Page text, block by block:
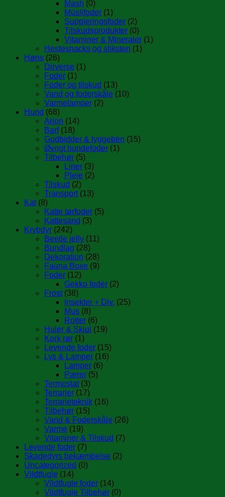
Mash (0)
Müslifoder (1)
Suppleringsfoder (2)
Tilskudsprodukter (0)
Vitaminer & Mineraler (1)
Hestesnacks og sliksten (1)
Høns (26)
Dirverse (1)
Foder (1)
Foder og tilskud (13)
Vand og foderskåle (10)
Varmelamper (2)
Hund (68)
Arion (14)
Barf (18)
Godbidder & tyggeben (15)
Øvrigt hundefoder (1)
Tilbehør (5)
Liner (3)
Pleje (2)
Tilskud (2)
Transport (13)
Kat (8)
Katte tørfoder (5)
Kattesand (3)
Krybdyr (242)
Beetle jelly (11)
Bundlag (28)
Dekoration (28)
Fauna Boxe (9)
Foder (12)
Gekko foder (2)
Frost (38)
Insekter + Div. (25)
Mus (8)
Rotter (6)
Huler & Skjul (19)
Kork rør (1)
Levende foder (15)
Lys & Lamper (16)
Lamper (6)
Pærer (5)
Termostat (3)
Terrarier (17)
Terrarieteknik (16)
Tilbehør (15)
Vand & Foderskåle (26)
Varme (19)
Vitaminer & Tilskud (7)
Levende foder (7)
Skadedyrs bekæmbelse (2)
Uncategorized (0)
Vildtfugle (14)
Vildtfugle foder (14)
Vildtfugle Tilbehør (0)